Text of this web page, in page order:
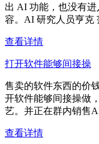
出 AI 功能，也没有进
容。AI 研究人员亨克
查看详情
打开软件能够间接操
售卖的软件东西的价
开软件能够间接操做
艺。并正在群内销售
查看详情